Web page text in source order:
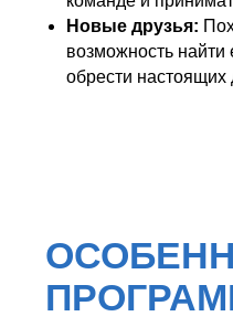
Новые друзья:
возможность
обрести настоящих